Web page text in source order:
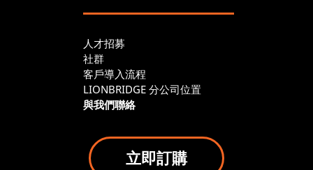
人才招募
社群
客戶導入流程
LIONBRIDGE 分公司位置
與我們聯絡
立即訂購